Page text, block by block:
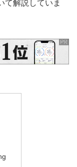
て解説していま